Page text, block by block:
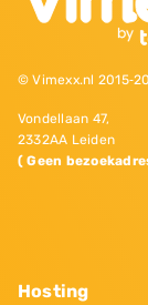
© Vimexx.nl
Vondellaan 47,
2332AA Leiden
( Geen
Hosting